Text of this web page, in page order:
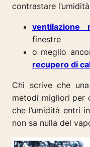
contrastare
ventilazione
finestre
o meglio
recupero di
Chi scrive che una
metodi migliori per
che l’umidità entri
non sa nulla del